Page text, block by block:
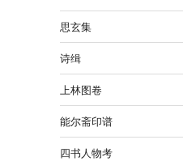
思玄集
诗缉
上林图卷
能尔斋印谱
四书人物考